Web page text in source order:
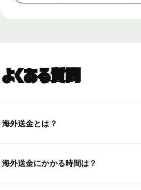
よくある質問
海外送金とは？
海外送金にかかる時間は？